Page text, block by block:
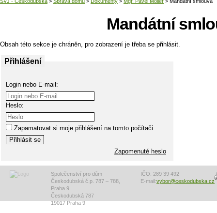
Mandátní
Obsah této sekce je chráněn, pro zobrazení je třeba se přihlásit.
Přihlášení
Login nebo E-mail:
Heslo:
Zapamatovat si moje přihlášení na tomto počítači
Zapomenuté heslo
Společenství pro dům
Českodubská č.p. 787 – 788,
Praha 9
Českodubská 787
19017 Praha 9
IČO: 289 39 492
E-mail:vybor@ceskodubska.cz